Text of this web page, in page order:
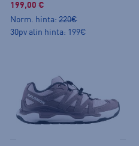
199,00 €
Norm. hinta: 220€
30pv alin hinta: 199€